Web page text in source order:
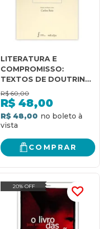
LITERATURA E
COMPROMISSO:
TEXTOS DE DOUTRINA
E DE INTERVENÇÃO
SOCIAL
R$ 60,00
R$ 48,00
R$ 48,00
COMPRAR
20% OFF